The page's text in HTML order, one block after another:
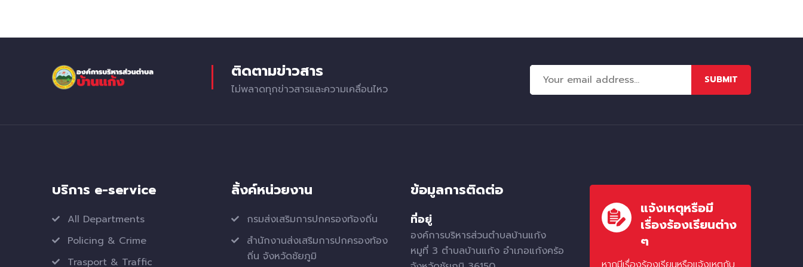
ติดตามข่าวสาร
ไม่พลาดทุกข่าวสารและความเคลื่อนไหว
SUBMIT
บริการ e-service
All Departments
Policing & Crime
Trasport & Traffic
ลิ้งค์หน่วยงาน
กรมส่งเสริมการปกครองท้องถิ่น
สำนักงานส่งเสริมการปกครองท้อง
ถิ่น จังหวัดชัยภูมิ
ข้อมูลการติดต่อ
ที่อยู่
องค์การบริหารส่วนตำบลบ้านแก้ง
หมูที่ 3 ตำบลบ้านแก้ง อำเภอแก้งคร้อ
แจ้งเหตุหรือมี
เรื่องร้องเรียนต่าง
ๆ